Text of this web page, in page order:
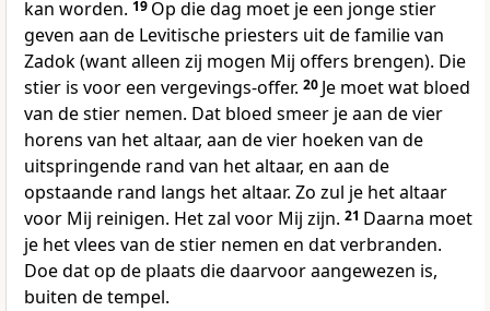
kan worden. 19 Op die dag moet je een jonge stier
geven aan de Levitische priesters uit de familie van
Zadok (want alleen zij mogen Mij offers brengen). Die
stier is voor een vergevings-offer. 20 Je moet wat bloed
van de stier nemen. Dat bloed smeer je aan de vier
horens van het altaar, aan de vier hoeken van de
uitspringende rand van het altaar, en aan de
opstaande rand langs het altaar. Zo zul je het altaar
voor Mij reinigen. Het zal voor Mij zijn. 21 Daarna moet
je het vlees van de stier nemen en dat verbranden.
Doe dat op de plaats die daarvoor aangewezen is,
buiten de tempel.